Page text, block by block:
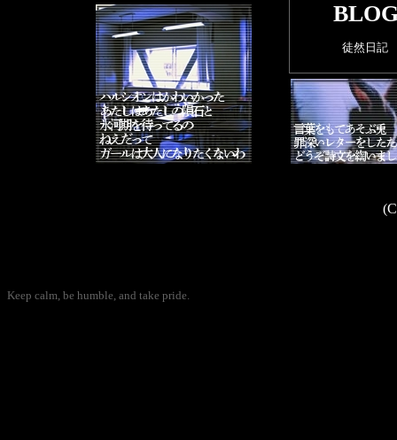
徒然日記
Keep calm, be humble, and take pride.